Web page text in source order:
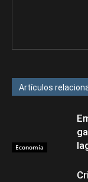
Artículos
Economía